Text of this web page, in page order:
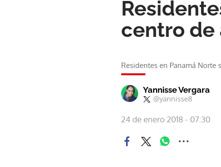
centro de
Residentes en Panamá Norte
Yannisse Vergara
@yannisse8
24 de enero 2018 - 07:30